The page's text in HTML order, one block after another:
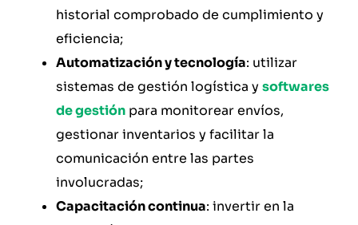
historial comprobado de cumplimiento y
eficiencia;
Automatización y tecnología: utilizar
sistemas de gestión logística ysoftwares
de gestión para monitorear envíos,
gestionar inventarios y facilitar la
comunicación entre las partes
involucradas;
Capacitación continua: invertir en la